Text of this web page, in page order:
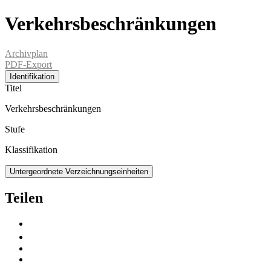
Verkehrsbeschränkungen
Archivplan
PDF-Export
Identifikation
Titel
Verkehrsbeschränkungen
Stufe
Klassifikation
Untergeordnete Verzeichnungseinheiten
Teilen